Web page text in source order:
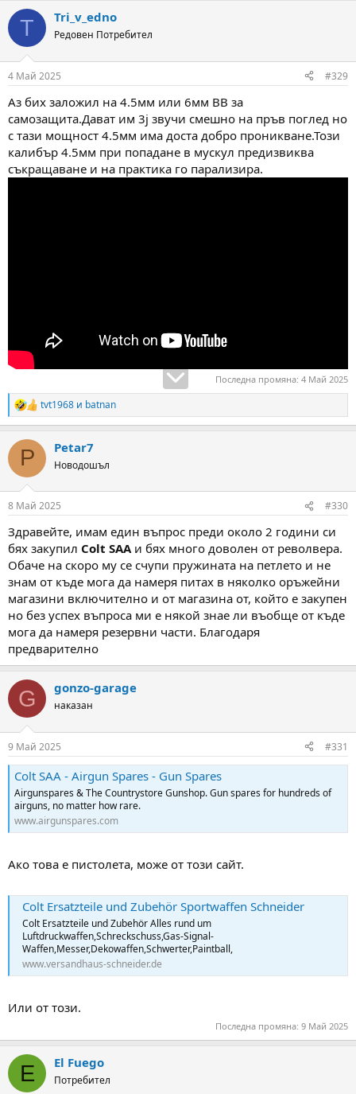
c
i
s
T Tri_v_edno
Редовен Потребител
4 Май 2025 #329
Аз бих заложил на 4.5мм или 6мм BB за
самозащита.Дават им 3j звучи смешно на пръв поглед но
с тази мощност 4.5мм има доста добро проникване.Този
калибър 4.5мм при попадане в мускул предизвиква
съкращаванe и на практика го парализира.
Последна промяна: 4 Май 2025
R
e
c
i
s
tvt1968 и batnan
P Petar7
Новодошъл
8 Май 2025 #330
Здравейте, имам един въпрос преди около 2 години си
бях закупил Colt SAA и бях много доволен от револвера.
Обаче на скоро му се счупи пружината на петлето и не
знам от къде мога да намеря питах в няколко оръжейни
магазини включително и от магазина от, който е закупен
но без успех въпроса ми е някой знае ли въобще от къде
мога да намеря резервни части. Благодаря
предварително
G gonzo-garage
наказан
9 Май 2025 #331
Colt SAA - Airgun Spares - Gun Spares
Airgunspares & The Countrystore Gunshop. Gun spares for hundreds of
airguns, no matter how rare.
www.airgunspares.com
Ако това е пистолета, може от този сайт.
Colt Ersatzteile und Zubehör Sportwaffen Schneider
Colt Ersatzteile und Zubehör Alles rund um
Luftdruckwaffen,Schreckschuss,Gas-Signal-
Waffen,Messer,Dekowaffen,Schwerter,Paintball,
www.versandhaus-schneider.de
Или от този.
Последна промяна: 9 Май 2025
E El Fuego
Потребител